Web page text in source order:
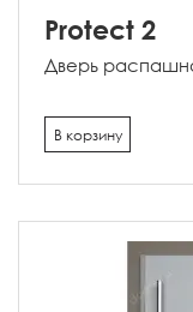
Protect 2
Дверь
В корзину